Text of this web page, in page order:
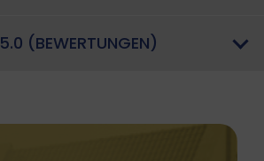
5.0 (BEWERTUNGEN)